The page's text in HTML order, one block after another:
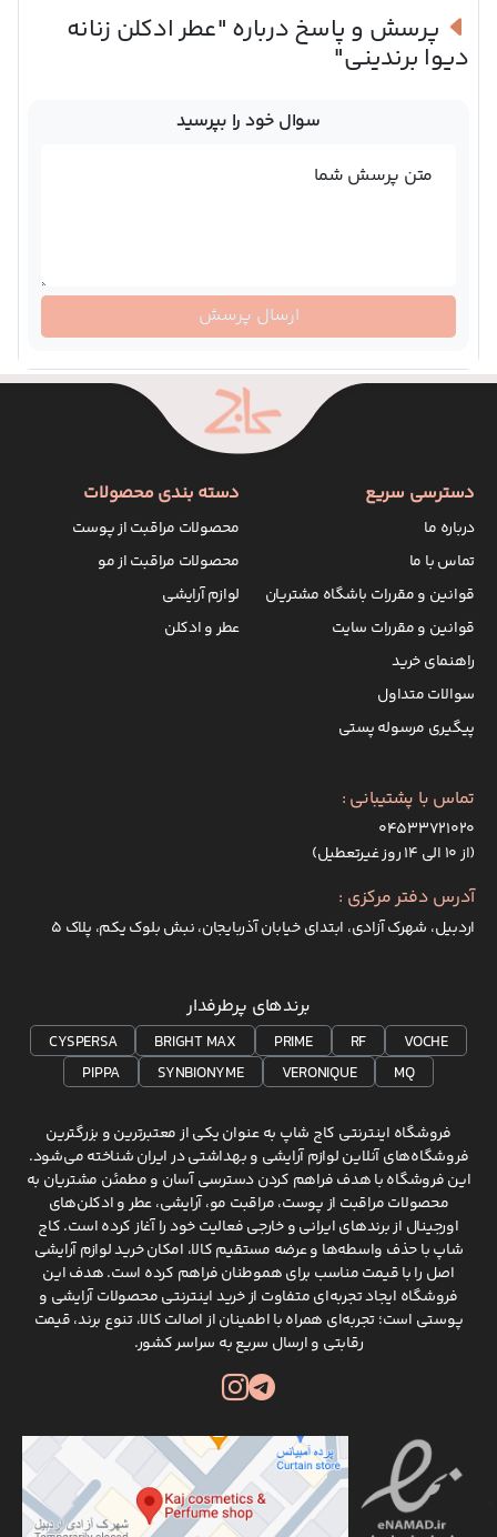
پرسش و پاسخ درباره "عطر ادکلن زنانه
دیوا برندینی"
سوال خود را بپرسید
متن پرسش شما
ارسال پرسش
دسترسی سریع
درباره ما
تماس با ما
قوانین و مقررات باشگاه مشتریان
قوانین و مقررات سایت
راهنمای خرید
سوالات متداول
پیگیری مرسوله پستی
دسته بندی محصولات
محصولات مراقبت از پوست
محصولات مراقبت از مو
لوازم آرایشی
عطر و ادکلن
تماس با پشتیبانی :
۰۴۵۳۳۷۲۱۰۲۰
(از ۱۰ الی ۱۴ روز غیرتعطیل)
آدرس دفتر مرکزی :
اردبیل، شهرک آزادی، ابتدای خیابان آذربایجان، نبش بلوک یکم، پلاک 5
برندهای پرطرفدار
VOCHE
RF
PRIME
BRIGHT MAX
CYSPERSA
MQ
VERONIQUE
SYNBIONYME
PIPPA
فروشگاه اینترنتی کاج شاپ به عنوان یکی از معتبرترین و بزرگترین
فروشگاه‌های آنلاین لوازم آرایشی و بهداشتی در ایران شناخته می‌شود.
این فروشگاه با هدف فراهم کردن دسترسی آسان و مطمئن مشتریان به
محصولات مراقبت از پوست، مراقبت مو، آرایشی، عطر و ادکلن‌های
اورجینال از برندهای ایرانی و خارجی فعالیت خود را آغاز کرده است. کاج
شاپ با حذف واسطه‌ها و عرضه مستقیم کالا، امکان خرید لوازم آرایشی
اصل را با قیمت مناسب برای هموطنان فراهم کرده است. هدف این
فروشگاه ایجاد تجربه‌ای متفاوت از خرید اینترنتی محصولات آرایشی و
پوستی است؛ تجربه‌ای همراه با اطمینان از اصالت کالا، تنوع برند، قیمت
رقابتی و ارسال سریع به سراسر کشور.